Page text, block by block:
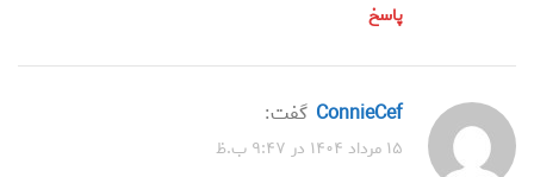
پاسخ
ConnieCef گفت:
۱۵ مرداد ۱۴۰۴ در ۹:۴۷ ب.ظ